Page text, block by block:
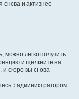
снова и активнее
можно легко получить
и щёлкните на
и скоро вы снова
с администратором